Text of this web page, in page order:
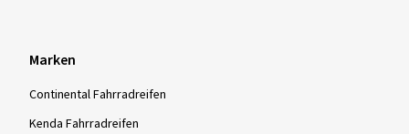
Marken
Continental Fahrradreifen
Kenda Fahrradreifen